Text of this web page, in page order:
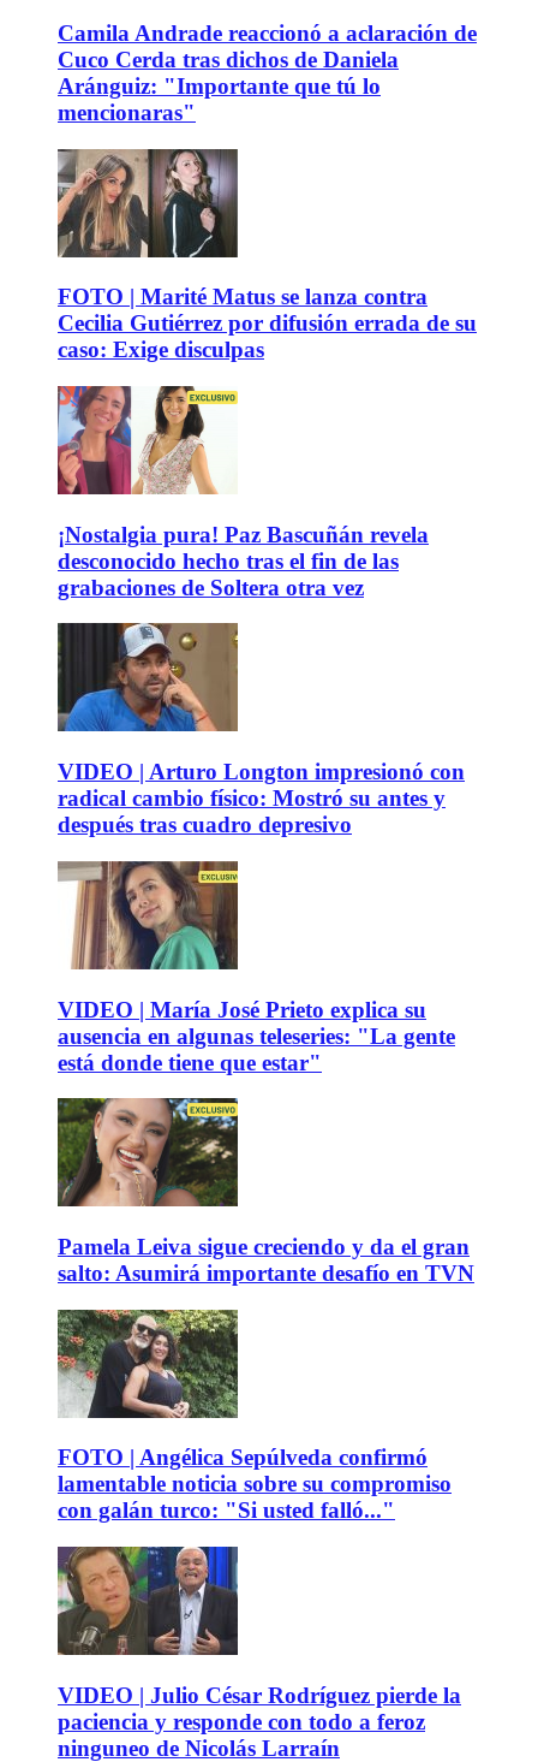
Camila Andrade reaccionó a aclaración de
Cuco Cerda tras dichos de Daniela
Aránguiz: "Importante que tú lo
mencionaras"
FOTO | Marité Matus se lanza contra
Cecilia Gutiérrez por difusión errada de su
caso: Exige disculpas
¡Nostalgia pura! Paz Bascuñán revela
desconocido hecho tras el fin de las
grabaciones de Soltera otra vez
VIDEO | Arturo Longton impresionó con
radical cambio físico: Mostró su antes y
después tras cuadro depresivo
VIDEO | María José Prieto explica su
ausencia en algunas teleseries: "La gente
está donde tiene que estar"
Pamela Leiva sigue creciendo y da el gran
salto: Asumirá importante desafío en TVN
FOTO | Angélica Sepúlveda confirmó
lamentable noticia sobre su compromiso
con galán turco: "Si usted falló..."
VIDEO | Julio César Rodríguez pierde la
paciencia y responde con todo a feroz
ninguneo de Nicolás Larraín